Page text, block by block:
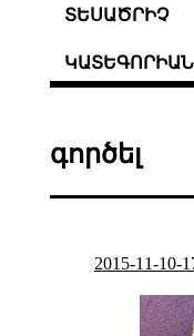
ՏԵՍԱԾՐԻՉ
գործել
2015-11-10-